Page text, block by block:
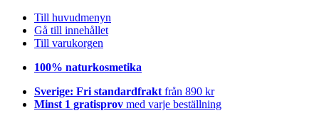
Till huvudmenyn
Gå till innehållet
Till varukorgen
100% naturkosmetika
Sverige: Fri standardfrakt från 890 kr
Minst 1 gratisprov med varje beställning